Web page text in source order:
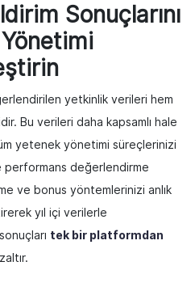
Sonuçlarını
yetkinlik verileri hem
Bu verileri daha kapsamlı hale
yetenek yönetimi süreçlerinizi
değerlendirme
ve bonus yöntemlerinizi anlık
yıl içi verilerle
tek bir platformdan